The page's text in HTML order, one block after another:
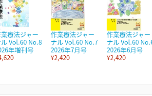
療法ジャー
Vol.60 No.8
年増刊号
作業療法ジャー
ナル Vol.60 No.7
2026年7月号
¥2,420
作業療法ジャー
ナル Vol.60
2026年6月号
¥2,420